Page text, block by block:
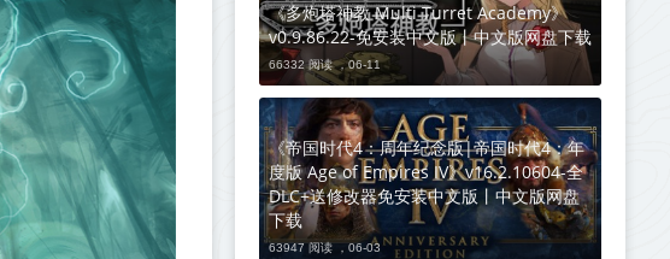
《多炮塔神教 Multi Turret Academy》
v0.9.86.22-免安装中文版丨中文版网盘下载
66332 阅读 ，06-11
《帝国时代4：周年纪念版|帝国时代4：年
度版 Age of Empires IV》v16.2.10604-全
DLC+送修改器免安装中文版丨中文版网盘
下载
63947 阅读 ，06-03